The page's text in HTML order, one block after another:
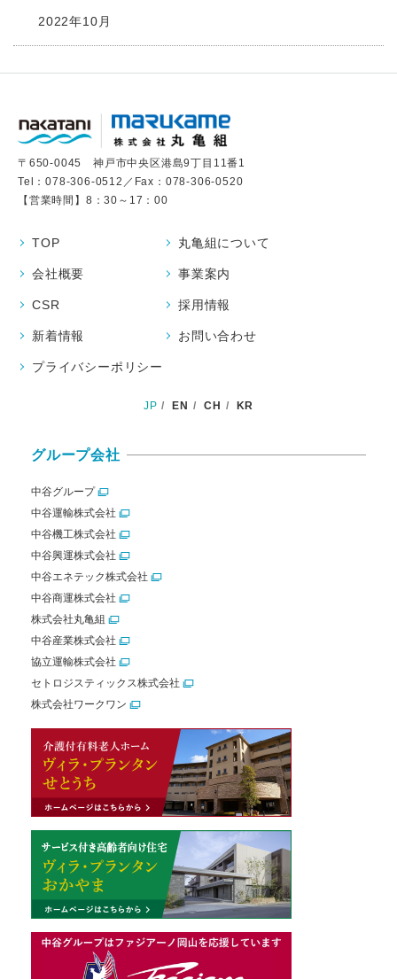
2022年10月
〒650-0045 神戸市中央区港島9丁目11番1
Tel：078-306-0512 ／Fax：078-306-0520
【営業時間】8：30～17：00
TOP 丸亀組について
会社概要 事業案内
CSR 採用情報
新着情報 お問い合わせ
プライバシーポリシー
JP EN CH KR
グループ会社
中谷グループ
中谷運輸株式会社
中谷機工株式会社
中谷興運株式会社
中谷エネテック株式会社
中谷商運株式会社
株式会社丸亀組
中谷産業株式会社
協立運輸株式会社
セトロジスティックス株式会社
株式会社ワークワン